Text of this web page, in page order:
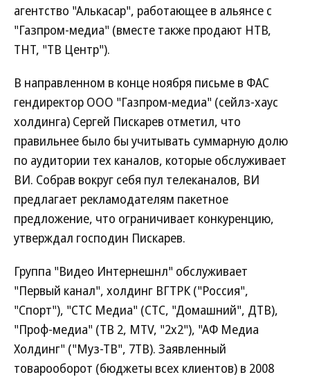
агентство "Алькасар", работающее в альянсе с
"Газпром-медиа" (вместе также продают НТВ,
ТНТ, "ТВ Центр").
В направленном в конце ноября письме в ФАС
гендиректор ООО "Газпром-медиа" (сейлз-хаус
холдинга) Сергей Пискарев отметил, что
правильнее было бы учитывать суммарную долю
по аудитории тех каналов, которые обслуживает
ВИ. Собрав вокруг себя пул телеканалов, ВИ
предлагает рекламодателям пакетное
предложение, что ограничивает конкуренцию,
утверждал господин Пискарев.
Группа "Видео Интернешнл" обслуживает
"Первый канал", холдинг ВГТРК ("Россия",
"Спорт"), "СТС Медиа" (СТС, "Домашний", ДТВ),
"Проф-медиа" (ТВ 2, MTV, "2х2"), "АФ Медиа
Холдинг" ("Муз-ТВ", 7ТВ). Заявленный
товарооборот (бюджеты всех клиентов) в 2008